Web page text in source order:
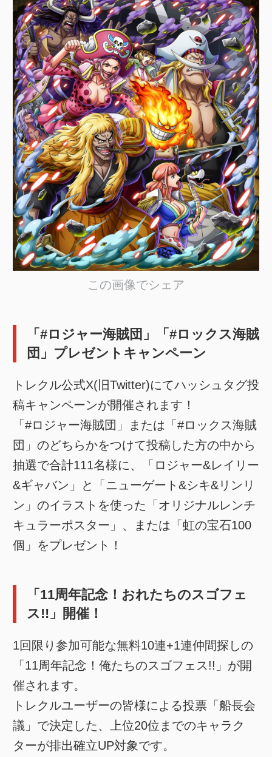
この画像でシェア
「#ロジャー海賊団」「#ロックス海賊
団」プレゼントキャンペーン
トレクル公式X(旧Twitter)にてハッシュタグ投
稿キャンペーンが開催されます！
「#ロジャー海賊団」または「#ロックス海賊
団」のどちらかをつけて投稿した方の中から
抽選で合計111名様に、「ロジャー&レイリー
&ギャバン」と「ニューゲート&シキ&リンリ
ン」のイラストを使った「オリジナルレンチ
キュラーポスター」、または「虹の宝石100
個」をプレゼント！
「11周年記念！おれたちのスゴフェ
ス!!」開催！
1回限り参加可能な無料10連+1連仲間探しの
「11周年記念！俺たちのスゴフェス!!」が開
催されます。
トレクルユーザーの皆様による投票「船長会
議」で決定した、上位20位までのキャラク
ターが排出確立UP対象です。